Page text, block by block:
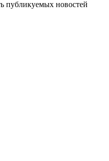
публикуемых новостей